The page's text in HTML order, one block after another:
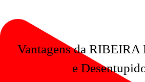
Vantagens da RIBEIRA
e